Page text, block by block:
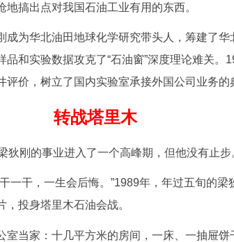
搞出点对我国石油工业有用的东西。
为华北油田地球化学研究带头人，筹建了华
和实验数据攻克了“石油窗”深度理论难关。
评价，树立了国内实验室承接外国公司业务的
转战塔里木
刚的事业进入了一个高峰期，但他没有止步
干，一生会后悔。”1989年，年过五旬的梁
投身塔里木石油会战。
当家：十几平方米的房间，一床、一抽屉饼